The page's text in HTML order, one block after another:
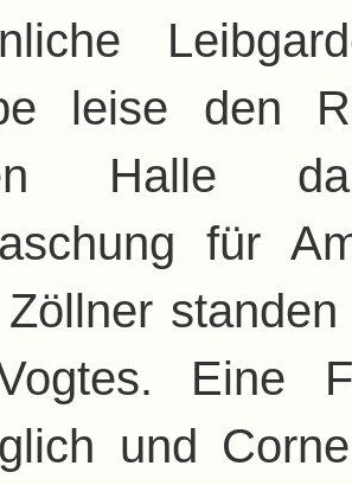
leise den
Halle
für
Eine
und